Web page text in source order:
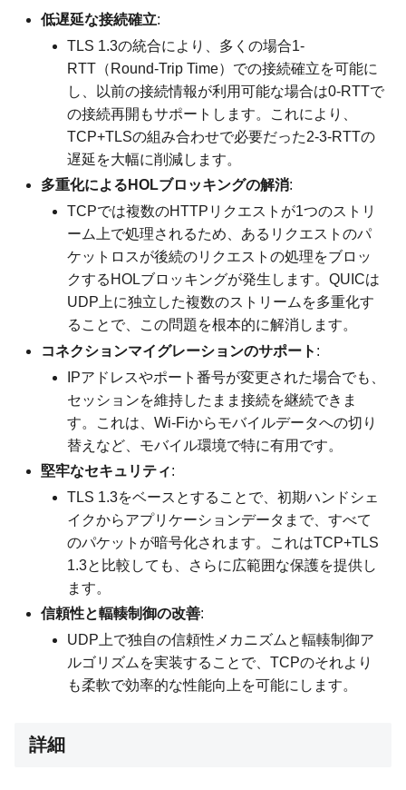
低遅延な接続確立:
TLS 1.3の統合により、多くの場合1-
RTT（Round-Trip Time）での接続確立を可能に
し、以前の接続情報が利用可能な場合は0-RTTで
の接続再開もサポートします。これにより、
TCP+TLSの組み合わせで必要だった2-3-RTTの
遅延を大幅に削減します。
多重化によるHOLブロッキングの解消:
TCPでは複数のHTTPリクエストが1つのストリ
ーム上で処理されるため、あるリクエストのパ
ケットロスが後続のリクエストの処理をブロッ
クするHOLブロッキングが発生します。QUICは
UDP上に独立した複数のストリームを多重化す
ることで、この問題を根本的に解消します。
コネクションマイグレーションのサポート :
IPアドレスやポート番号が変更された場合でも、
セッションを維持したまま接続を継続できま
す。これは、Wi-Fiからモバイルデータへの切り
替えなど、モバイル環境で特に有用です。
堅牢なセキュリティ:
TLS 1.3をベースとすることで、初期ハンドシェ
イクからアプリケーションデータまで、すべて
のパケットが暗号化されます。これはTCP+TLS
1.3と比較しても、さらに広範囲な保護を提供し
ます。
信頼性と輻輳制御の改善:
UDP上で独自の信頼性メカニズムと輻輳制御ア
ルゴリズムを実装することで、TCPのそれより
も柔軟で効率的な性能向上を可能にします。
詳細